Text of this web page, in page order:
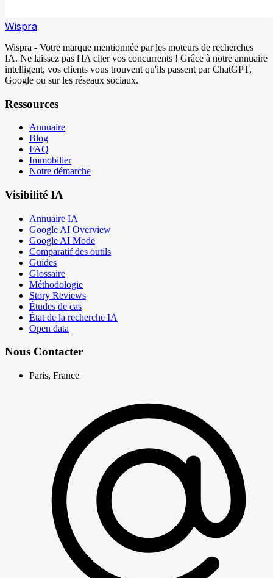
Wispra
Wispra - Votre marque mentionnée par les moteurs de recherches
IA. Ne laissez pas l'IA citer vos concurrents ! Grâce à notre annuaire
intelligent, vos clients vous trouvent qu'ils passent par ChatGPT,
Google ou sur les réseaux sociaux.
Ressources
Annuaire
Blog
FAQ
Immobilier
Notre démarche
Visibilité IA
Annuaire IA
Google AI Overview
Google AI Mode
Comparatif des outils
Guides
Glossaire
Méthodologie
Story Reviews
Études de cas
État de la recherche IA
Open data
Nous Contacter
Paris, France